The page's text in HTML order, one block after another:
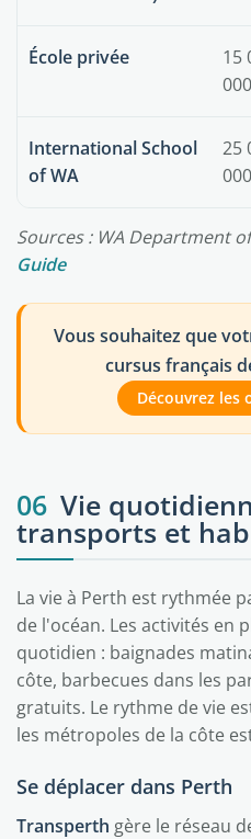
École privée
15
000
International School
of WA
25
000
Sources : WA Department
Guide
Vous souhaitez que
cursus français
Découvrez les
06 Vie
transports et
La vie à Perth est rythmée
de l'océan. Les activités en
quotidien : baignades
côte, barbecues dans les
gratuits. Le rythme de vie
les métropoles de la côte
Se déplacer dans Perth
Transperth gère le réseau